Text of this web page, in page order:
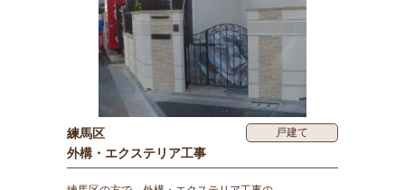
戸建て
練馬区
外構・エクステリア工事